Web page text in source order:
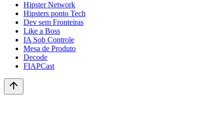
Hipster Network
Hipsters ponto Tech
Dev sem Fronteiras
Like a Boss
IA Sob Controle
Mesa de Produto
Decode
FIAPCast